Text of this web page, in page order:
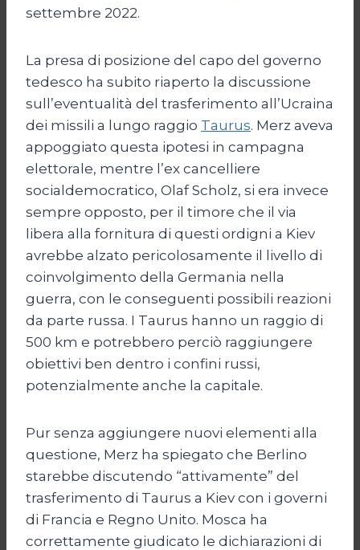
settembre 2022.
La presa di posizione del capo del governo
tedesco ha subito riaperto la discussione
sull’eventualità del trasferimento all’Ucraina
dei missili a lungo raggio Taurus. Merz aveva
appoggiato questa ipotesi in campagna
elettorale, mentre l’ex cancelliere
socialdemocratico, Olaf Scholz, si era invece
sempre opposto, per il timore che il via
libera alla fornitura di questi ordigni a Kiev
avrebbe alzato pericolosamente il livello di
coinvolgimento della Germania nella
guerra, con le conseguenti possibili reazioni
da parte russa. I Taurus hanno un raggio di
500 km e potrebbero perciò raggiungere
obiettivi ben dentro i confini russi,
potenzialmente anche la capitale.
Pur senza aggiungere nuovi elementi alla
questione, Merz ha spiegato che Berlino
starebbe discutendo “attivamente” del
trasferimento di Taurus a Kiev con i governi
di Francia e Regno Unito. Mosca ha
correttamente giudicato le dichiarazioni di